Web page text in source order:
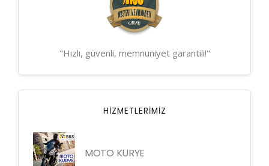
"Hızlı, güvenli, memnuniyet garantili!"
HIZMETLERIMIZ
MOTO KURYE